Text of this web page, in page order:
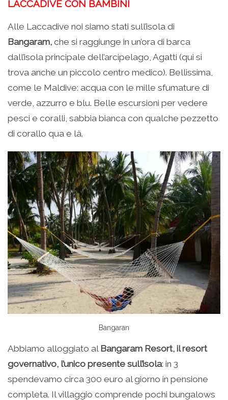
LACCADIVE CON BAMBINI
Alle Laccadive noi siamo stati sull’isola di
Bangaram, che si raggiunge in un’ora di barca
dall’isola principale dell’arcipelago, Agatti (qui si
trova anche un piccolo centro medico). Bellissima,
come le Maldive: acqua con le mille sfumature di
verde, azzurro e blu. Belle escursioni per vedere
pesci e coralli, sabbia bianca con qualche pezzetto
di corallo qua e là.
Bangaran
Abbiamo alloggiato al Bangaram Resort, ilresort
governativo, l’unico presente sull’isola: in 3
spendevamo circa 300 euro al giorno in pensione
completa. Il villaggio comprende pochi bungalows